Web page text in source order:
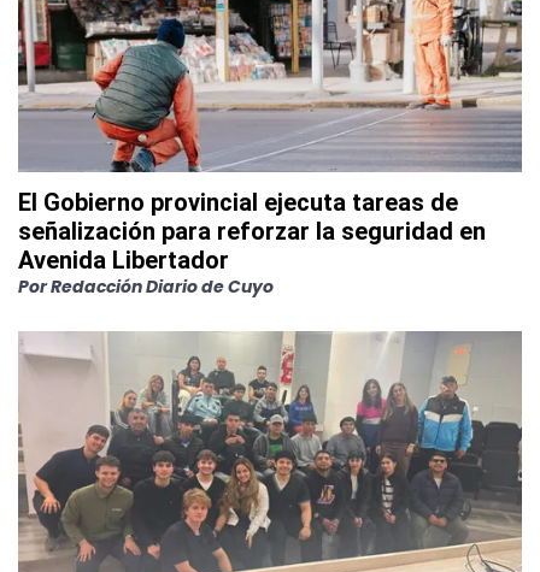
El Gobierno provincial ejecuta tareas de
señalización para reforzar la seguridad en
Avenida Libertador
PorRedacción Diario de Cuyo